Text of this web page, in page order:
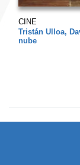
CINE
Tristán Ulloa,
nube